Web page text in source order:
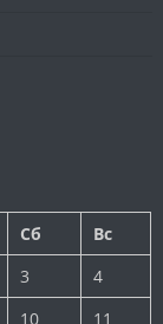
Сб
Вс
3
4
10
11